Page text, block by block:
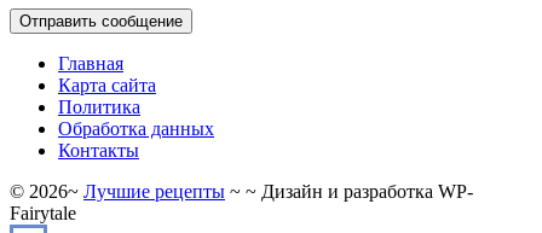
Главная
Карта сайта
Политика
Обработка данных
Контакты
© 2026~ Лучшие рецепты ~ ~ Дизайн и разработка WP-
Fairytale